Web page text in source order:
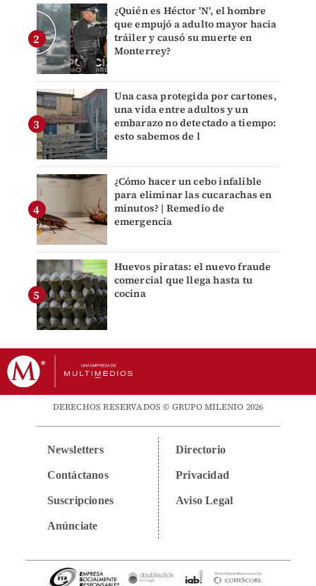
¿Quién es Héctor 'N', el hombre
que empujó a adulto mayor hacia
tráiler y causó su muerte en
Monterrey?
Una casa protegida por cartones,
una vida entre adultos y un
embarazo no detectado a tiempo:
esto sabemos de l
¿Cómo hacer un cebo infalible
para eliminar las cucarachas en
minutos? | Remedio de
emergencia
Huevos piratas: el nuevo fraude
comercial que llega hasta tu
cocina
DERECHOS RESERVADOS © GRUPO MILENIO 2026
Newsletters
Contáctanos
Suscripciones
Anúnciate
Directorio
Privacidad
Aviso Legal